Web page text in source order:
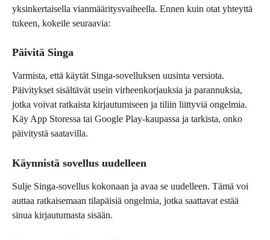
yksinkertaisella vianmääritysvaiheella. Ennen kuin otat yhteyttä
tukeen, kokeile seuraavia:
Päivitä Singa
Varmista, että käytät Singa-sovelluksen uusinta versiota.
Päivitykset sisältävät usein virheenkorjauksia ja parannuksia,
jotka voivat ratkaista kirjautumiseen ja tiliin liittyviä ongelmia.
Käy App Storessa tai Google Play-kaupassa ja tarkista, onko
päivitystä saatavilla.
Käynnistä sovellus uudelleen
Sulje Singa-sovellus kokonaan ja avaa se uudelleen. Tämä voi
auttaa ratkaisemaan tilapäisiä ongelmia, jotka saattavat estää
sinua kirjautumasta sisään.